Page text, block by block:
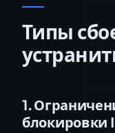
Типы
1.
блокировки